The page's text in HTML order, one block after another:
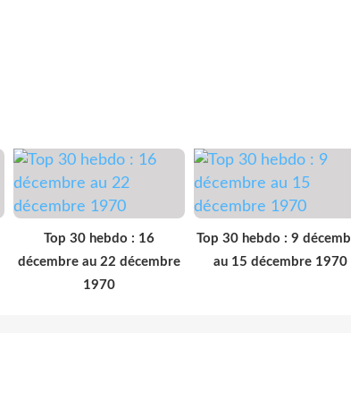
Top 30 hebdo : 16
décembre au 22 décembre
1970
Top 30 hebdo : 9
au 15 décembre 1970